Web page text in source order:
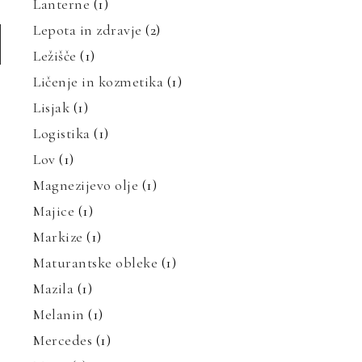
Lanterne (1)
Lepota in zdravje (2)
Ležišče (1)
Ličenje in kozmetika (1)
Lisjak (1)
Logistika (1)
Lov (1)
Magnezijevo olje (1)
Majice (1)
Markize (1)
Maturantske obleke (1)
Mazila (1)
Melanin (1)
Mercedes (1)